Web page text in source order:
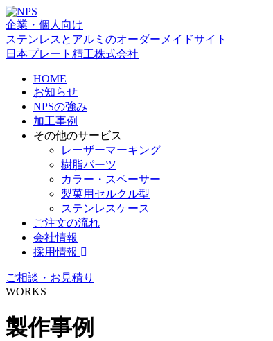
企業・個人向け
ステンレスとアルミのオーダーメイドサイト
日本プレート精工株式会社
HOME
お知らせ
NPSの強み
加工事例
その他のサービス
レーザーマーキング
樹脂パーツ
カラー・スペーサー
製菓用セルクル型
ステンレスケース
ご注文の流れ
会社情報
採用情報
ご相談・お見積り
WORKS
製作事例